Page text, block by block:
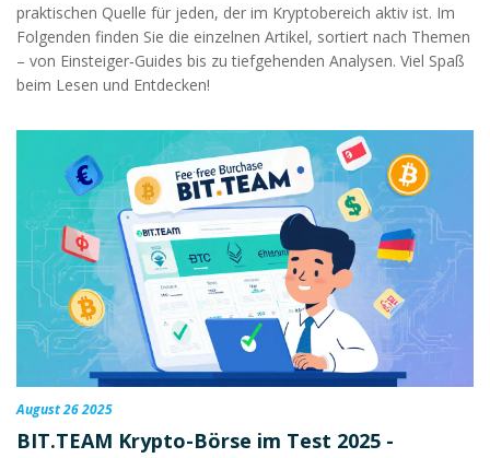
praktischen Quelle für jeden, der im Kryptobereich aktiv ist. Im
Folgenden finden Sie die einzelnen Artikel, sortiert nach Themen
– von Einsteiger‑Guides bis zu tiefgehenden Analysen. Viel Spaß
beim Lesen und Entdecken!
August 26 2025
BIT.TEAM Krypto-Börse im Test 2025 -